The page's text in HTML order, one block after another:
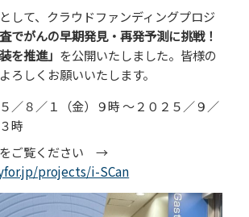
して、クラウドファンディングプロジ
査でがんの早期発見・再発予測に挑戦！
を推進」 を公開いたしました。皆様の
ろしくお願いいたします。
／８／１（金）９時～２０２５／９／
時
をご覧ください →
projects/i-SCan
附
ング
年間報告書
よくある質問
お問い合わせ
サイトマップ